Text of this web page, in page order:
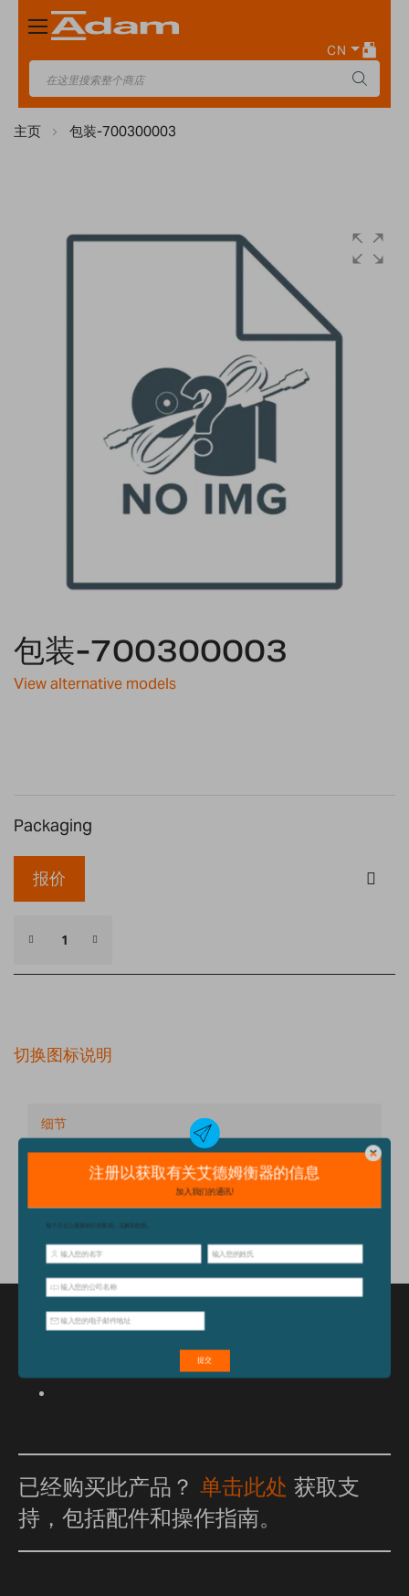
Toggle
Nav
CN
主页 包装-700300003
the
of
包装-700300003
View alternative models
Packaging
报价
切换图标说明
细节
技术规格
配件
特点和优点
已经购买此产品？ 单击此处 获取支
持，包括配件和操作指南。